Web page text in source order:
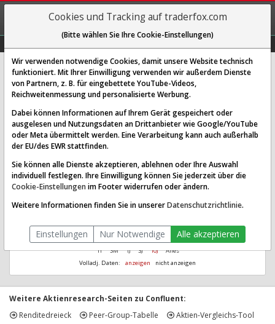
REGIS-
TRIEREN
Confluent Inc.
[8QR | WKN A3CS43 | ISIN US20717M1036]
Aus 1.000
wurden seit 2026
1.045,98
Ø Performance
letzte 0 Jahre
38,87 %
1T 3M 1J 3J 10J
Alles
Volladj. Daten:
anzeigen nicht anzeigen
Weitere Aktienresearch-Seiten zu Confluent:
Renditedreieck
Peer-Group-Tabelle
Aktien-Vergleichs-Tool
Cookies und Tracking auf traderfox.com
(Bitte wählen Sie Ihre Cookie-Einstellungen)
Wir verwenden notwendige Cookies, damit unsere Website technisch
funktioniert. Mit Ihrer Einwilligung verwenden wir außerdem Dienste
von Partnern, z. B. für eingebettete YouTube-Videos,
Reichweitenmessung und personalisierte Werbung.
Dabei können Informationen auf Ihrem Gerät gespeichert oder
ausgelesen und Nutzungsdaten an Drittanbieter wie Google/YouTube
oder Meta übermittelt werden. Eine Verarbeitung kann auch außerhalb
der EU/des EWR stattfinden.
Sie können alle Dienste akzeptieren, ablehnen oder Ihre Auswahl
individuell festlegen. Ihre Einwilligung können Sie jederzeit über die
Cookie-Einstellungen im Footer widerrufen oder ändern.
Weitere Informationen finden Sie in unsererDatenschutzrichtlinie.
Einstellungen Nur Notwendige Alle akzeptieren